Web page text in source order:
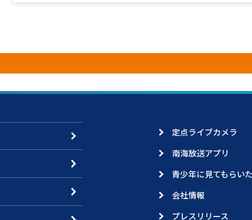
定点ライブカメラ
南海放送アプリ
青少年に見てもらい
会社情報
プレスリリース